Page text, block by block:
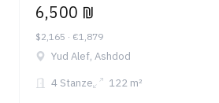
6,500 ₪
$2,165 · €1,879
Yud Alef, Ashdod
4 Stanze
122 m²